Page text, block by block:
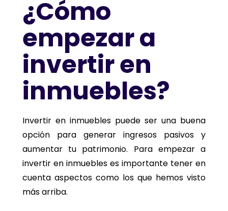
¿Cómo
empezar a
invertir en
inmuebles?
Invertir en inmuebles puede ser una buena
opción para generar ingresos pasivos y
aumentar tu patrimonio. Para empezar a
invertir en inmuebles es importante tener en
cuenta aspectos como los que hemos visto
más arriba.